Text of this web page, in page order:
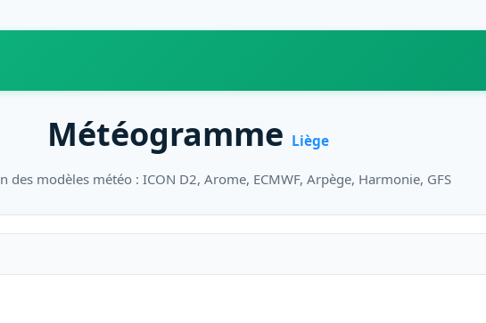
Météogramme Liège
des modèles météo : ICON D2, Arome, ECMWF, Arpège, Harmonie, GFS